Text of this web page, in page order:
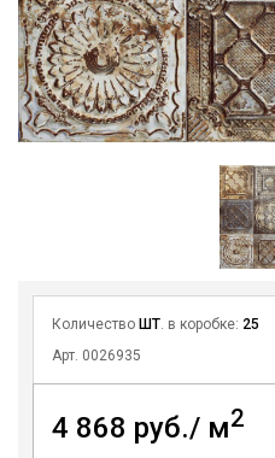
Количество ШТ . в коробке: 25
Арт. 0026935
4 868 руб./ м2